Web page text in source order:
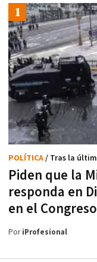
Piden que la
responda en
en el Congreso
POLÍTICA/ Tras la
PoriProfesional